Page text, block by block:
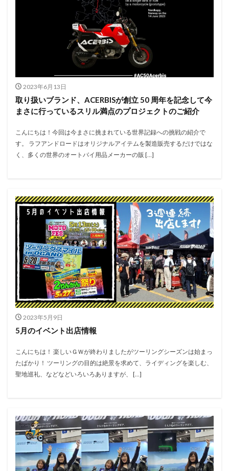
2023年6月13日
取り扱いブランド、ACERBISが創立 50 周年を記念して今
まさに行っているスリル満点のプロジェクトのご紹介
こんにちは！今回は今まさに挑まれている世界記録への挑戦の紹介で
す。 ラフアンドロードはオリジナルアイテムを製造販売するだけではな
く、多くの世界のオートバイ用品メーカーの販 […]
2023年5月9日
5月のイベント出店情報
こんにちは！ 楽しいＧＷが終わりましたがツーリングシーズンは始まっ
たばかり！ ツーリングの目的は絶景を求めて、ライディングを楽しむ、
聖地巡礼、などなどいろいろありますが、 […]